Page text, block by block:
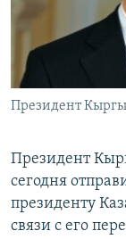
Президент
Президент
сегодня
президенту
связи с его